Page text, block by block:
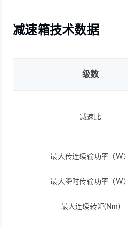
减速箱技术数据
级数
减速比
最大传连续输功率（W）
最大瞬时传输功率（W）
最大连续转矩(Nm)